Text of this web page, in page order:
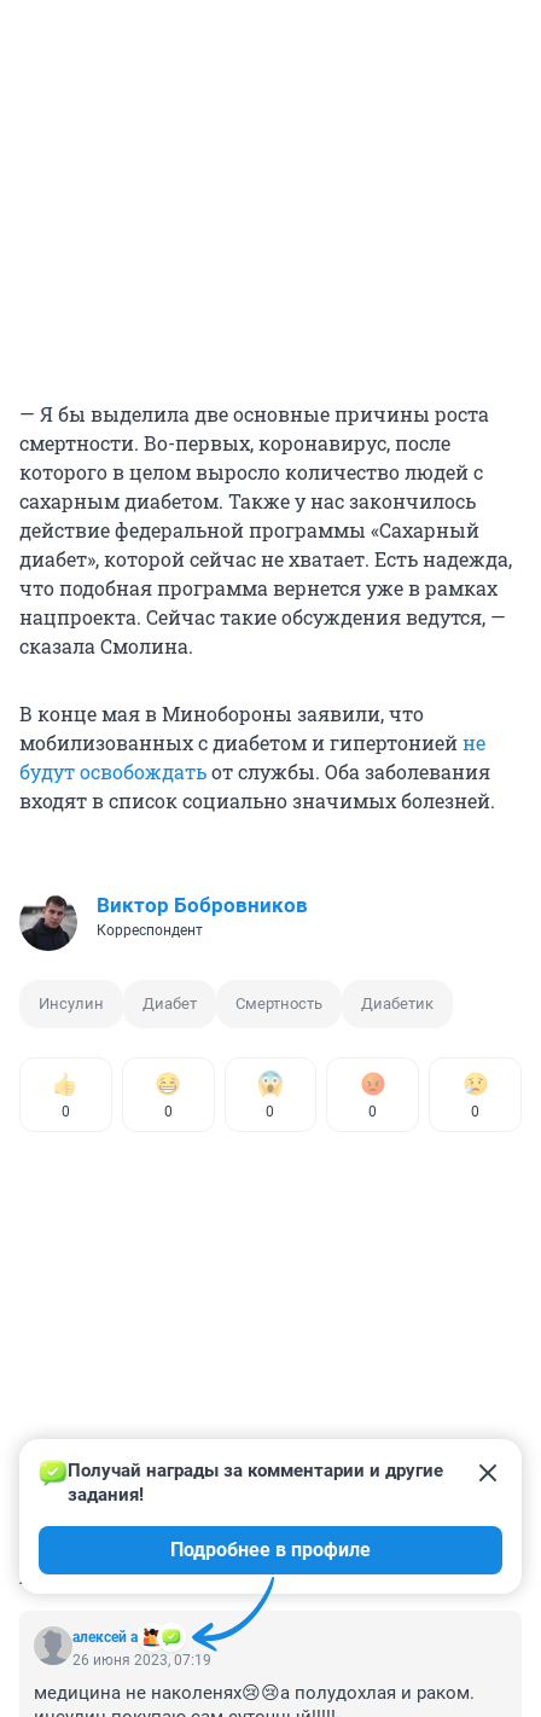
— Я бы выделила две основные причины роста
смертности. Во-первых, коронавирус, после
которого в целом выросло количество людей с
сахарным диабетом. Также у нас закончилось
действие федеральной программы «Сахарный
диабет», которой сейчас не хватает. Есть надежда,
что подобная программа вернется уже в рамках
нацпроекта. Сейчас такие обсуждения ведутся, —
сказала Смолина.
В конце мая в Минобороны заявили, что
мобилизованных с диабетом и гипертониейне
будут освобождатьот службы. Оба заболевания
входят в список социально значимых болезней.
Виктор Бобровников
Корреспондент
Инсулин Диабет Смертность Диабетик
0 0 0 0 0
КОММЕНТАРИИ 37
алексей а
Получай награды за комментарии и другие
задания!
Подробнее в профиле
26 июня 2023, 07:19
медицина не наколенях😢😢а полудохлая и раком.